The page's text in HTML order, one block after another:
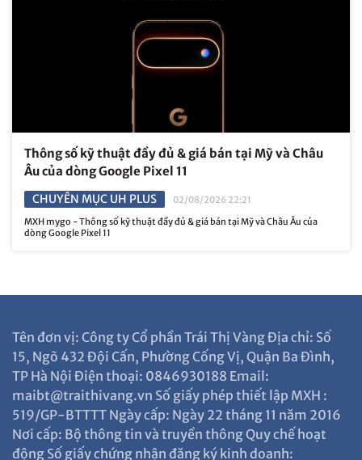
Thông số kỹ thuật đầy đủ & giá bán tại Mỹ và Châu
Âu của dòng Google Pixel 11
CHUYÊN MỤC UH PLUS
02/08/2026 22:21
MXH mygo - Thông số kỹ thuật đầy đủ & giá bán tại Mỹ và Châu Âu của
dòng Google Pixel 11
Tên đơn vị: Công ty Cổ phần Trái Thị Vàng Địa chỉ: Số
15, Ngõ 432 Đội Cấn, Phường Cống Vị, Quận Ba Đình,
TP Hà Nội Điện thoại: 0846930188 Email:
maibt@traithivang.vn Số giấy phép thiết lập MXH :
519/GP-BTTTT Ngày cấp: Ngày 22 tháng 11 năm 2016
Nơi cấp: Bộ thông tin và truyền thông Quy chế hoạt
động Số giấy chứng nhận đăng ký kinh doanh: